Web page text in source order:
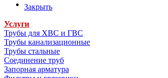
Закрыть
Услуги
Трубы для ХВС и ГВС
Трубы канализационные
Трубы стальные
Соединение труб
Запорная арматура